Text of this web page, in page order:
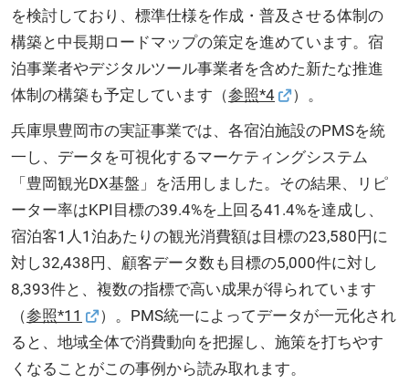
を検討しており、標準仕様を作成・普及させる体制の
構築と中長期ロードマップの策定を進めています。宿
泊事業者やデジタルツール事業者を含めた新たな推進
体制の構築も予定しています（参照*4
）。
兵庫県豊岡市の実証事業では、各宿泊施設のPMSを統
一し、データを可視化するマーケティングシステム
「豊岡観光DX基盤」を活用しました。その結果、リピ
ーター率はKPI目標の39.4%を上回る41.4%を達成し、
宿泊客1人1泊あたりの観光消費額は目標の23,580円に
対し32,438円、顧客データ数も目標の5,000件に対し
8,393件と、複数の指標で高い成果が得られています
（参照*11
）。PMS統一によってデータが一元化され
ると、地域全体で消費動向を把握し、施策を打ちやす
くなることがこの事例から読み取れます。